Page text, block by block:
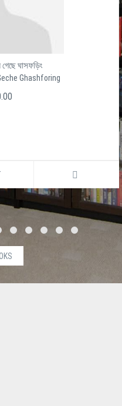
ঘাসফড়িং
Ghashforing